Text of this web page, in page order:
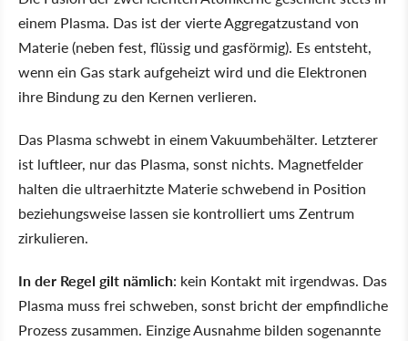
einem Plasma. Das ist der vierte Aggregatzustand von
Materie (neben fest, flüssig und gasförmig). Es entsteht,
wenn ein Gas stark aufgeheizt wird und die Elektronen
ihre Bindung zu den Kernen verlieren.
Das Plasma schwebt in einem Vakuumbehälter. Letzterer
ist luftleer, nur das Plasma, sonst nichts. Magnetfelder
halten die ultraerhitzte Materie schwebend in Position
beziehungsweise lassen sie kontrolliert ums Zentrum
zirkulieren.
In der Regel gilt nämlich: kein Kontakt mit irgendwas. Das
Plasma muss frei schweben, sonst bricht der empfindliche
Prozess zusammen. Einzige Ausnahme bilden sogenannte